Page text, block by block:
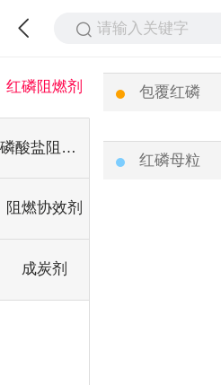
请输入关键字
红磷阻燃剂
磷酸盐阻燃剂
阻燃协效剂
成炭剂
包覆红磷
红磷母粒